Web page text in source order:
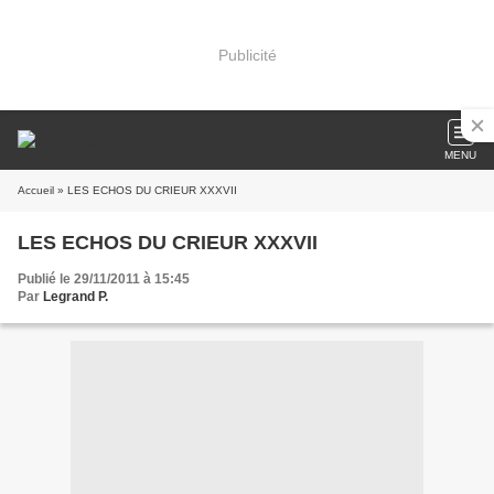
Publicité
MENU
Accueil » LES ECHOS DU CRIEUR XXXVII
LES ECHOS DU CRIEUR XXXVII
Publié le 29/11/2011 à 15:45
Par Legrand P.